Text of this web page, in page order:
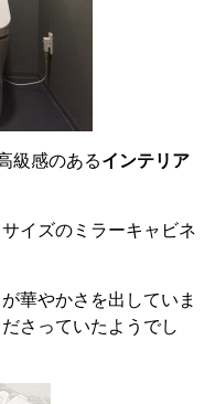
級感のあるインテリア
イズのミラーキャビネ
華やかさを出していま
さっていたようでし